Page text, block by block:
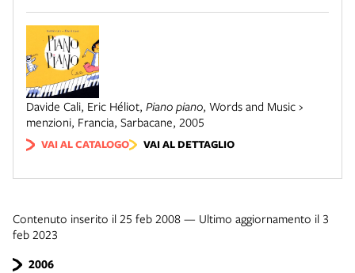
2006
Davide Cali, Eric Héliot, Piano piano, Words and Music ›
menzioni, Francia, Sarbacane, 2005
VAI AL CATALOGO VAI AL DETTAGLIO
Contenuto inserito il 25 feb 2008 — Ultimo aggiornamento il 3
feb 2023